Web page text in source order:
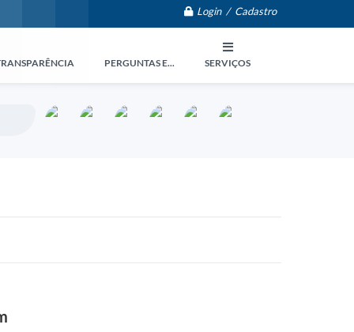
Login / Cadastro
PERGUNTAS E... SERVIÇOS